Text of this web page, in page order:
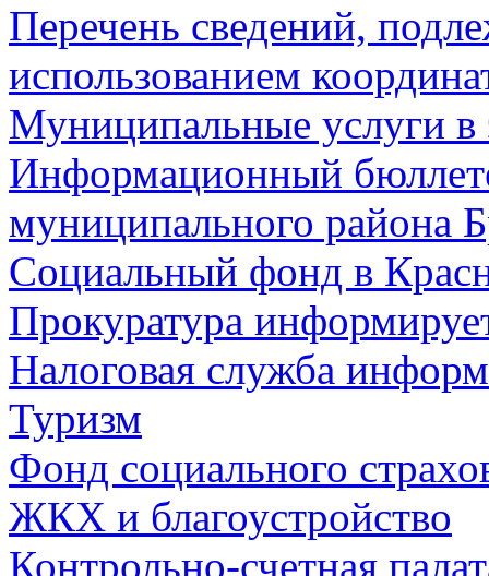
Перечень сведений,
использованием
Муниципальные услуги в
Информационный
муниципального района
Социальный фонд в
Прокуратура
Налоговая служба
Туризм
Фонд социального
ЖКХ и благоустройство
Контрольно-счетная